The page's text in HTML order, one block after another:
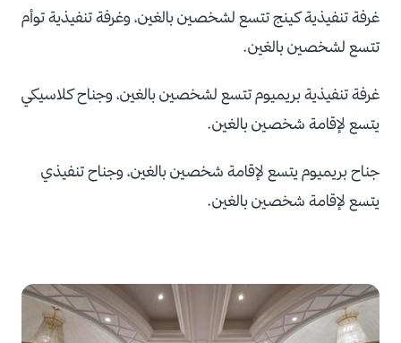
غرفة تنفيذية كينج تتسع لشخصين بالغين، وغرفة تنفيذية توأم
تتسع لشخصين بالغين.
غرفة تنفيذية بريميوم تتسع لشخصين بالغين، وجناح كلاسيكي
يتسع لإقامة شخصين بالغين.
جناح بريميوم يتسع لإقامة شخصين بالغين، وجناح تنفيذي
يتسع لإقامة شخصين بالغين.